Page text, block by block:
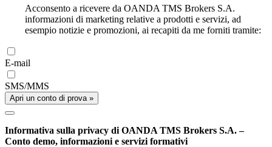
Acconsento a ricevere da OANDA TMS Brokers S.A.
informazioni di marketing relative a prodotti e servizi, ad
esempio notizie e promozioni, ai recapiti da me forniti tramite:
E-mail
SMS/MMS
Apri un conto di prova »
Informativa sulla privacy di OANDA TMS Brokers S.A. –
Conto demo, informazioni e servizi formativi